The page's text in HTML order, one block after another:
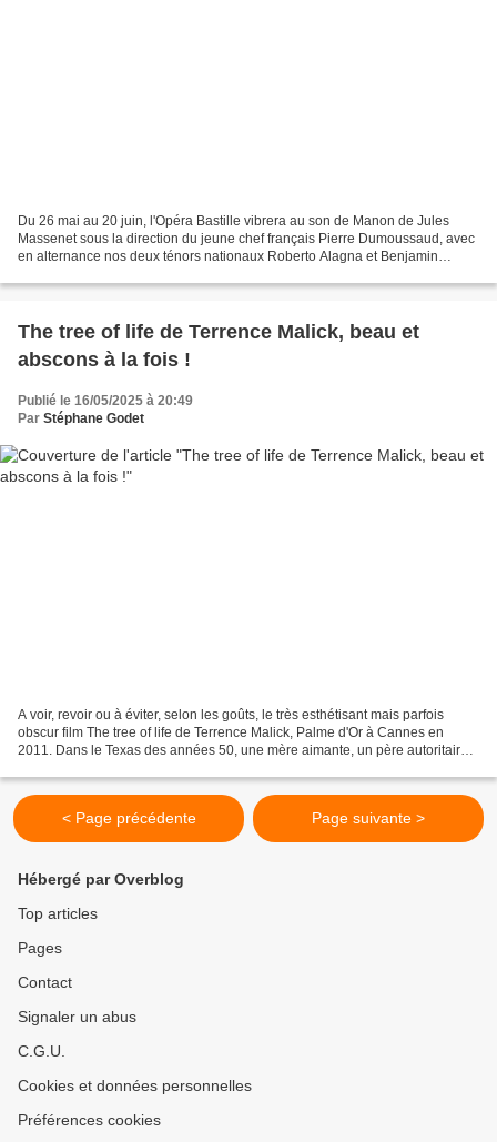
Du 26 mai au 20 juin, l'Opéra Bastille vibrera au son de Manon de Jules
Massenet sous la direction du jeune chef français Pierre Dumoussaud, avec
en alternance nos deux ténors nationaux Roberto Alagna et Benjamin
The tree of life de Terrence Malick, beau et
abscons à la fois !
Publié le 16/05/2025 à 20:49
Par Stéphane Godet
A voir, revoir ou à éviter, selon les goûts, le très esthétisant mais parfois
obscur film The tree of life de Terrence Malick, Palme d'Or à Cannes en
2011. Dans le Texas des années 50, une mère aimante, un père autoritaire
< Page précédente Page suivante >
Hébergé par Overblog
Top articles
Pages
Contact
Signaler un abus
C.G.U.
Cookies et données personnelles
Préférences cookies